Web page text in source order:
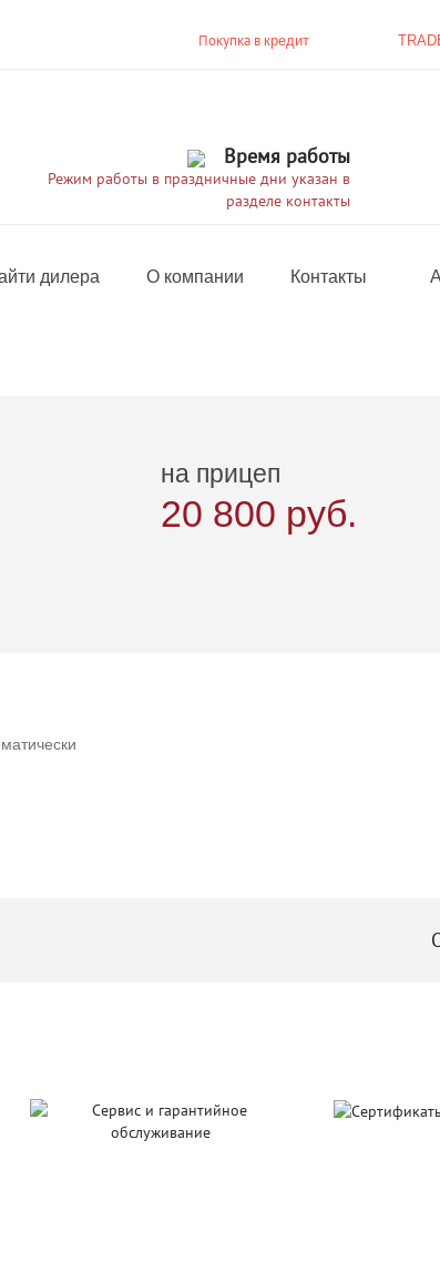
Покупка в кредит
Время работы
Режим работы в праздничные дни указан в
разделе контакты
дилера О компании Контакты
на прицеп
20 800 руб.